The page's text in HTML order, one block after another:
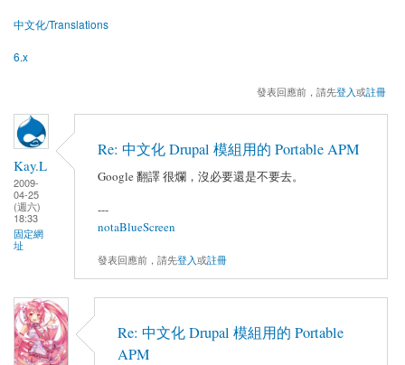
中文化/Translations
6.x
發表回應前，請先登入或註冊
Kay.L
2009-
04-25
(週六)
18:33
固定網
址
Re: 中文化 Drupal 模組用的 Portable APM
Google 翻譯 很爛，沒必要還是不要去。
---
notaBlueScreen
發表回應前，請先登入或註冊
Re: 中文化 Drupal 模組用的 Portable
APM